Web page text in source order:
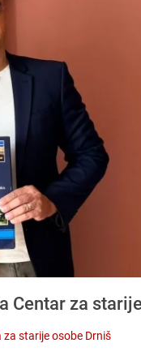
Centar za
starije osobe Drniš